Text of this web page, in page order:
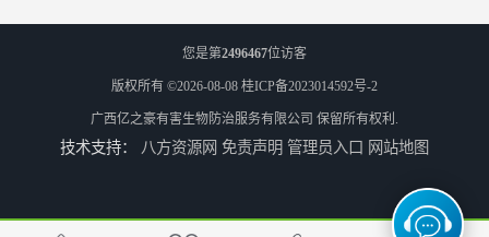
百色农贸市场杀虫公司 防城港上门杀虫
您是第2496467位访客
版权所有 ©2026-08-08 桂ICP备2023014592号-2
广西亿之豪有害生物防治服务有限公司 保留所有权利.
技术支持： 八方资源网 免责声明 管理员入口 网站地图